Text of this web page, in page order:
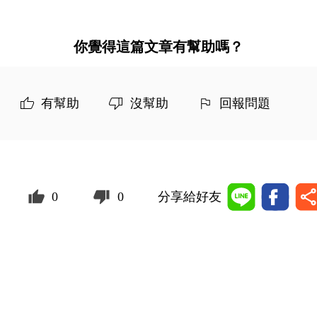
你覺得這篇文章有幫助嗎？
有幫助 沒幫助 回報問題
0 0 分享給好友